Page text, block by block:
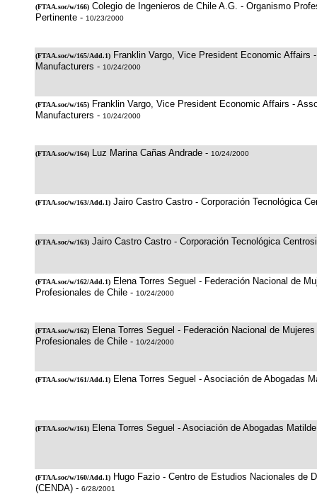
(FTAA.soc/w/166) Colegio de Ingenieros de Chile A.G. - Organismo
Pertinente - 10/23/2000
(FTAA.soc/w/165/Add.1) Franklin Vargo, Vice President Economic Affairs
Manufacturers - 10/24/2000
(FTAA.soc/w/165) Franklin Vargo, Vice President Economic Affairs -
Manufacturers - 10/24/2000
(FTAA.soc/w/164) Luz Marina Cañas Andrade - 10/24/2000
(FTAA.soc/w/163/Add.1) Jairo Castro Castro - Corporación Tecnológica
(FTAA.soc/w/163) Jairo Castro Castro - Corporación Tecnológica
(FTAA.soc/w/162/Add.1) Elena Torres Seguel - Federación Nacional de
Profesionales de Chile - 10/24/2000
(FTAA.soc/w/162) Elena Torres Seguel - Federación Nacional de
Profesionales de Chile - 10/24/2000
(FTAA.soc/w/161/Add.1) Elena Torres Seguel - Asociación de Abogadas
(FTAA.soc/w/161) Elena Torres Seguel - Asociación de Abogadas
(FTAA.soc/w/160/Add.1) Hugo Fazio - Centro de Estudios Nacionales de
(CENDA) - 6/28/2001